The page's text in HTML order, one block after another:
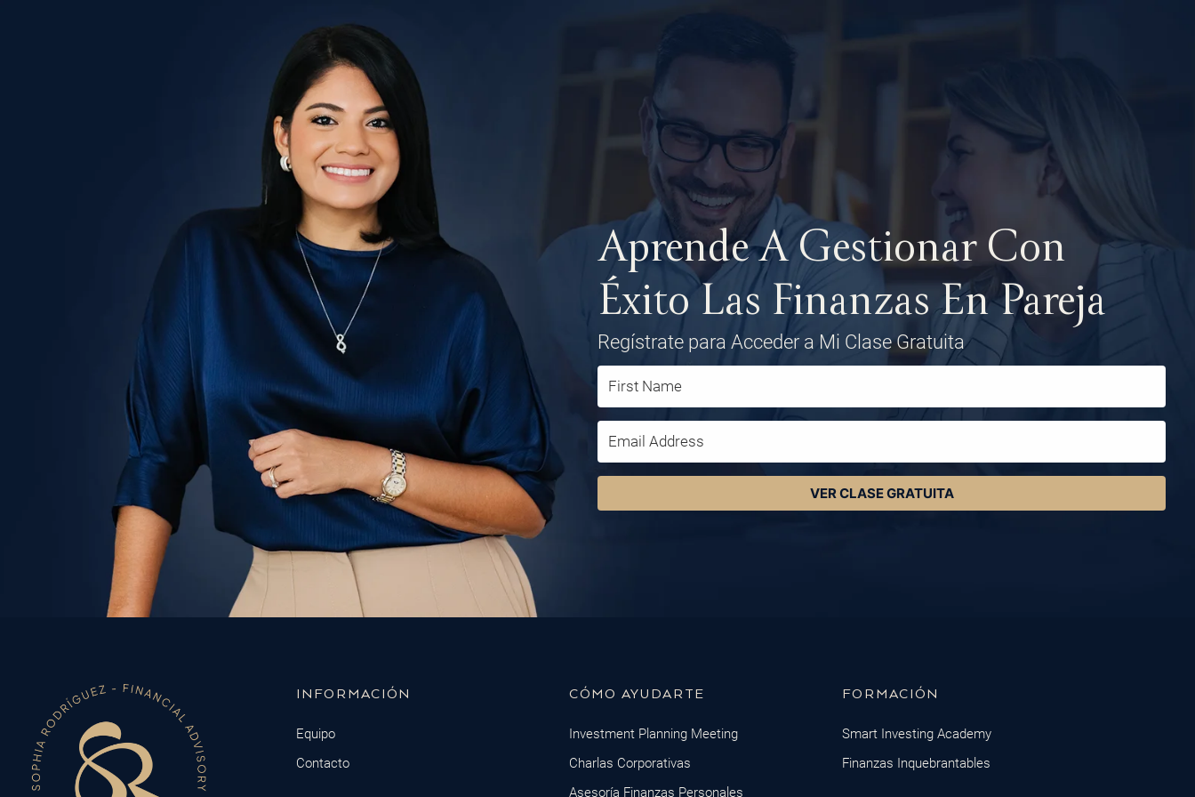
Aprende A Gestionar Con
Éxito Las Finanzas En Pareja
Regístrate para Acceder a Mi Clase Gratuita​
VER CLASE GRATUITA
INFORMACIÓN
Equipo
Contacto
CÓMO AYUDARTE
Investment Planning Meeting
Charlas Corporativas
Asesoría Finanzas Personales
FORMACIÓN
Smart Investing Academy
Finanzas Inquebrantables